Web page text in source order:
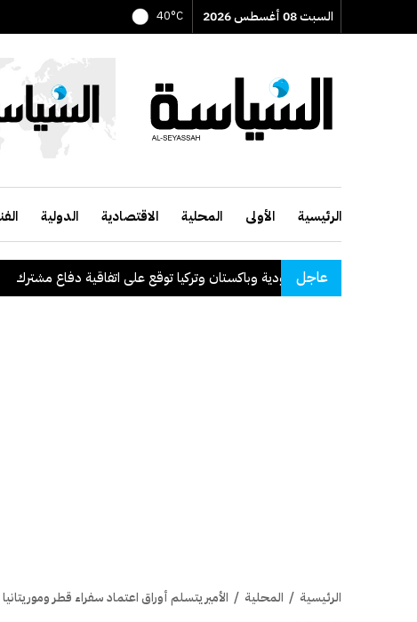
السبت 08 أغسطس 2026 40°C
الرئيسية الأولى المحلية الاقتصادية الدولية
عاجل
السعودية وباكستان وتركيا توقع على اتفاقية دفاع مشترك .
الرئيسية / المحلية / الأمير يتسلم أوراق اعتماد سفراء قطر